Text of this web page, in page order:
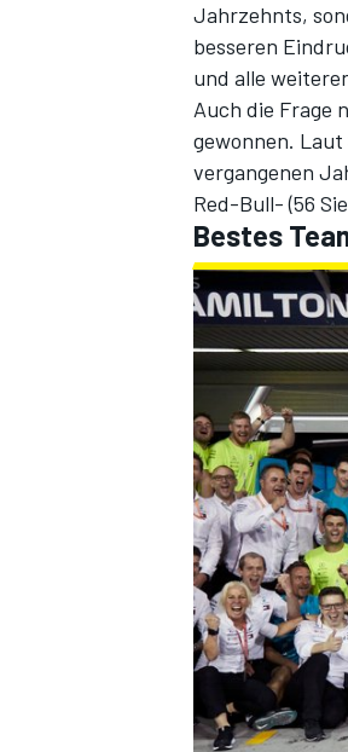
Jahrzehnts,
besseren
und alle
Auch die Frage
gewonnen.
vergangenen
Red-Bull- (56
Bestes